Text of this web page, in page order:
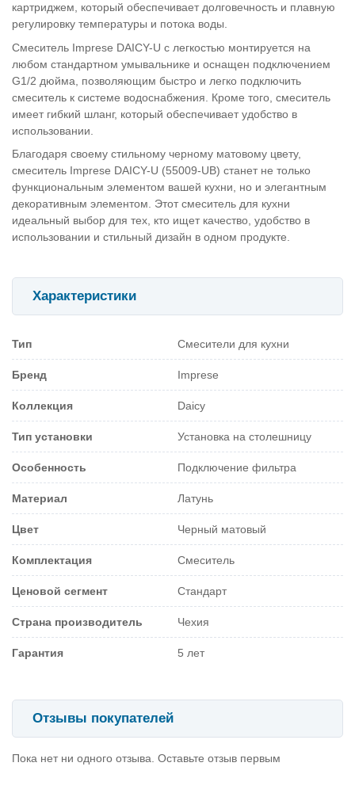
картриджем, который обеспечивает долговечность и плавную
регулировку температуры и потока воды.
Смеситель Imprese DAICY-U с легкостью монтируется на
любом стандартном умывальнике и оснащен подключением
G1/2 дюйма, позволяющим быстро и легко подключить
смеситель к системе водоснабжения. Кроме того, смеситель
имеет гибкий шланг, который обеспечивает удобство в
использовании.
Благодаря своему стильному черному матовому цвету,
смеситель Imprese DAICY-U (55009-UB) станет не только
функциональным элементом вашей кухни, но и элегантным
декоративным элементом. Этот смеситель для кухни
идеальный выбор для тех, кто ищет качество, удобство в
использовании и стильный дизайн в одном продукте.
Характеристики
Тип Смесители для кухни
Бренд Imprese
Коллекция Daicy
Тип установки Установка на столешницу
Особенность Подключение фильтра
Материал Латунь
Цвет Черный матовый
Комплектация Смеситель
Ценовой сегмент Стандарт
Страна производитель Чехия
Гарантия 5 лет
Отзывы покупателей
Пока нет ни одного отзыва. Оставьте отзыв первым